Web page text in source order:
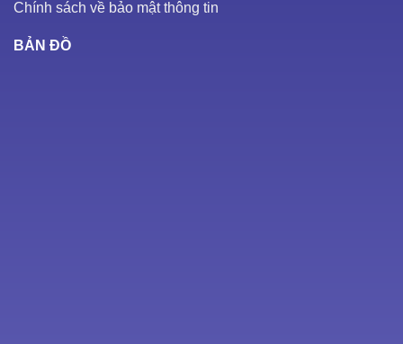
Chính sách về bảo mật thông tin
BẢN ĐỒ